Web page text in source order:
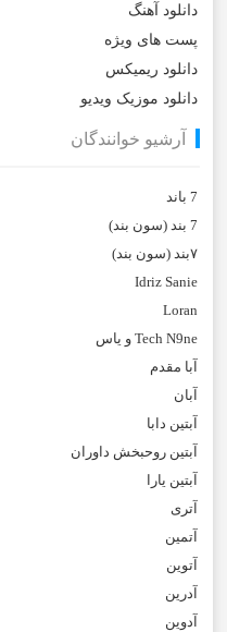
دانلود آهنگ
پست های ویژه
دانلود ریمیکس
دانلود موزیک ویدیو
آرشیو خوانندگان
7 باند
7 بند (سون بند)
۷بند (سون بند)
Idriz Sanie
Loran
Tech N9ne و یاس
آبا مقدم
آبان
آبتین دابا
آبتین روحبخش داوران
آبتین یارا
آتری
آتمین
آتوین
آدرین
آدوین